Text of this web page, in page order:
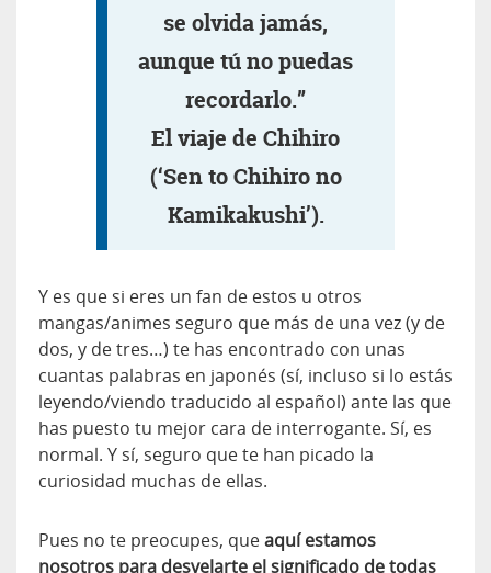
se olvida jamás,
aunque tú no puedas
recordarlo.”
El viaje de Chihiro
(‘Sen to Chihiro no
Kamikakushi’).
Y es que si eres un fan de estos u otros
mangas/animes seguro que más de una vez (y de
dos, y de tres…) te has encontrado con unas
cuantas palabras en japonés (sí, incluso si lo estás
leyendo/viendo traducido al español) ante las que
has puesto tu mejor cara de interrogante. Sí, es
normal. Y sí, seguro que te han picado la
curiosidad muchas de ellas.
Pues no te preocupes, queaquí estamos
nosotros para desvelarte el significado de todas